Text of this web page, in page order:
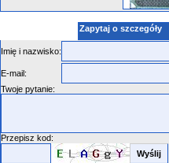
Zapytaj o szczegóły
Imię i nazwisko:
E-mail:
Twoje pytanie:
Przepisz kod: